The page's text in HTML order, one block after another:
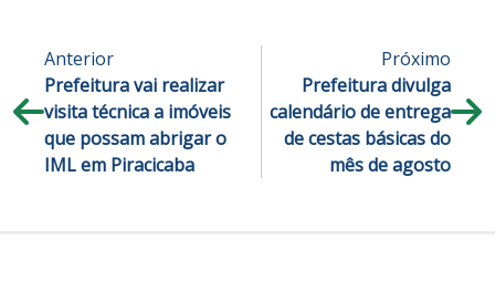
Anterior
Prefeitura vai realizar
visita técnica a imóveis
que possam abrigar o
IML em Piracicaba
Próximo
Prefeitura divulga
calendário de entrega
de cestas básicas do
mês de agosto